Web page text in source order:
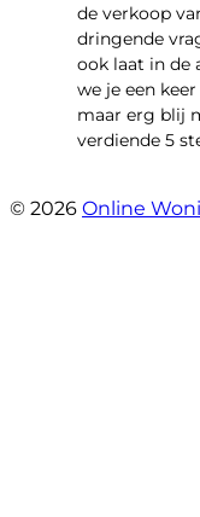
de verkoop
dringende
ook laat in de
we je een
maar erg blij
verdiende 5
© 2026 Online